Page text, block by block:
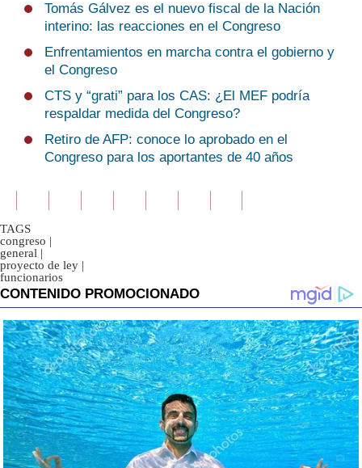
Tomás Gálvez es el nuevo fiscal de la Nación
interino: las reacciones en el Congreso
Enfrentamientos en marcha contra el gobierno y
el Congreso
CTS y “grati” para los CAS: ¿El MEF podría
respaldar medida del Congreso?
Retiro de AFP: conoce lo aprobado en el
Congreso para los aportantes de 40 años
TAGS
congreso |
general |
proyecto de ley |
funcionarios